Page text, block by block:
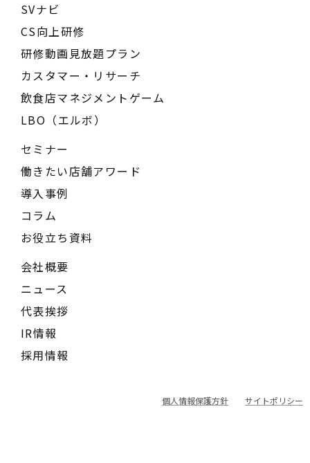
SVナビ
CS向上研修
研修動画見放題プラン
カスタマー・リサーチ
飲食店マネジメントゲーム
LBO（エルボ）
セミナー
働きたい店舗アワード
導入事例
コラム
お役立ち資料
会社概要
ニュース
代表挨拶
IR情報
採用情報
個人情報保護方針 サイトポリシー